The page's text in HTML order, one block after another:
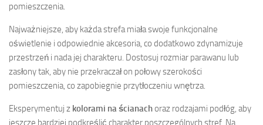
pomieszczenia.
Najważniejsze, aby każda strefa miała swoje funkcjonalne
oświetlenie i odpowiednie akcesoria, co dodatkowo zdynamizuje
przestrzeń i nada jej charakteru. Dostosuj rozmiar parawanu lub
zasłony tak, aby nie przekraczał on połowy szerokości
pomieszczenia, co zapobiegnie przytłoczeniu wnętrza.
Eksperymentuj z kolorami na ścianachoraz rodzajami podłóg, aby
jeszcze bardziej podkreślić charakter poszczególnych stref. Na